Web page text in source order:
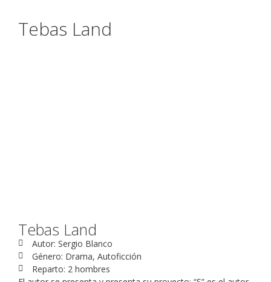
Tebas Land
Tebas Land
Autor: Sergio Blanco
Género: Drama, Autoficción
Reparto: 2 hombres